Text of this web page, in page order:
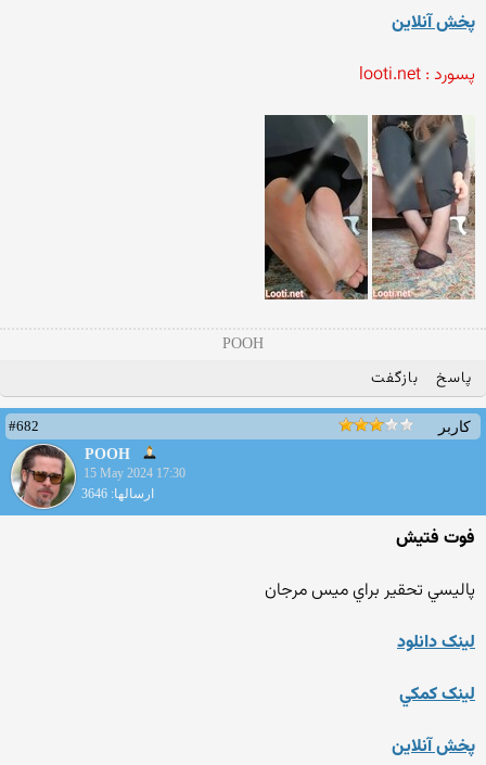
پخش آنلاين
پسورد : looti.net
POOH
پاسخ بازگفت
کاربر
#682
POOH
15 May 2024 17:30
ارسالها: 3646
فوت فتيش
پاليسي تحقير براي ميس مرجان
لينک دانلود
لينک کمکي
پخش آنلاين